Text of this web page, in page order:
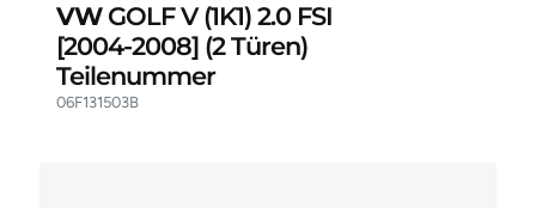
VWGOLF V (1K1) 2.0 FSI
[2004-2008] (2 Türen)
Teilenummer
06F131503B